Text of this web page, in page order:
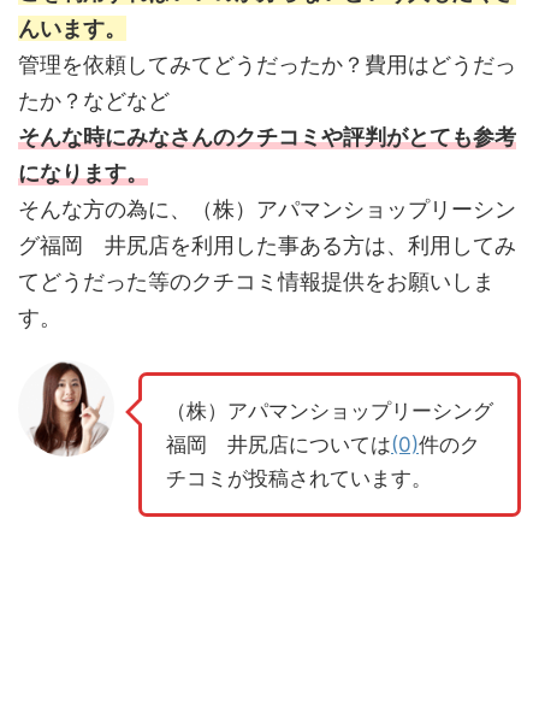
んいます。
管理を依頼してみてどうだったか？費用はどうだっ
たか？などなど
そんな時にみなさんのクチコミや評判がとても参考
になります。
そんな方の為に、（株）アパマンショップリーシン
グ福岡 井尻店を利用した事ある方は、利用してみ
てどうだった等のクチコミ情報提供をお願いしま
す。
（株）アパマンショップリーシング
福岡 井尻店については(0)件のク
チコミが投稿されています。